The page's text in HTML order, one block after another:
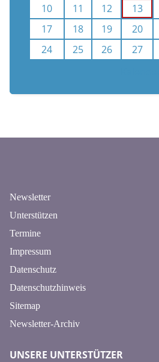
10
11 12 13
17
18 19 20
24
25 26 27
Newsletter
Unterstützen
Termine
Impressum
Datenschutz
Datenschutzhinweis
Sitemap
Newsletter-Archiv
UNSERE UNTERSTÜTZER